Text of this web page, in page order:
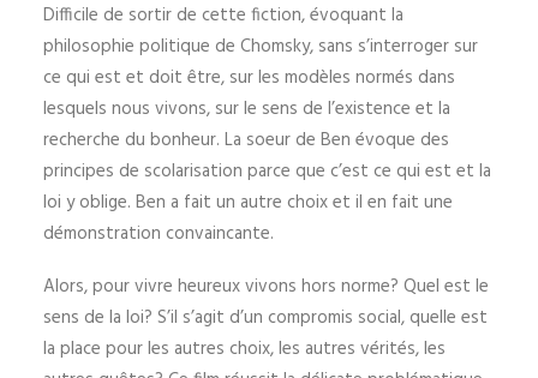
Difficile de sortir de cette fiction, évoquant la
philosophie politique de Chomsky, sans s’interroger sur
ce qui est et doit être, sur les modèles normés dans
lesquels nous vivons, sur le sens de l’existence et la
recherche du bonheur. La soeur de Ben évoque des
principes de scolarisation parce que c’est ce qui est et la
loi y oblige. Ben a fait un autre choix et il en fait une
démonstration convaincante.
Alors, pour vivre heureux vivons hors norme? Quel est le
sens de la loi? S’il s’agit d’un compromis social, quelle est
la place pour les autres choix, les autres vérités, les